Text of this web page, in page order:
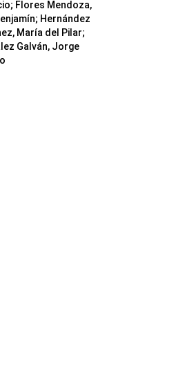
; Flores Mendoza,
; Hernández
María del Pilar;
Galván, Jorge